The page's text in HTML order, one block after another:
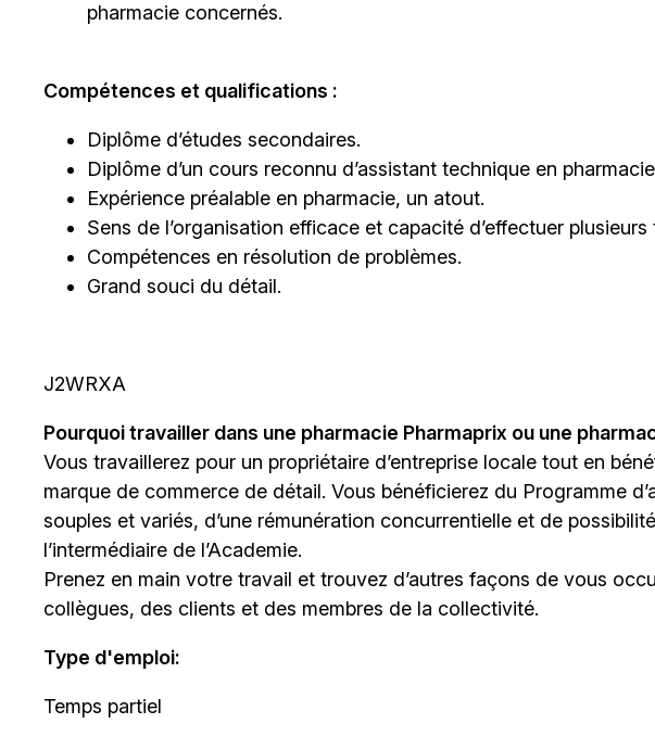
pharmacie concernés.
Compétences et qualifications :
Diplôme d’études secondaires.
Diplôme d’un cours reconnu d’assistant technique en
Expérience préalable en pharmacie, un atout.
Sens de l’organisation efficace et capacité d’effectuer
Compétences en résolution de problèmes.
Grand souci du détail.
J2WRXA
Pourquoi travailler dans une pharmacie Pharmaprix ou une
Vous travaillerez pour un propriétaire d’entreprise locale tout en
marque de commerce de détail. Vous bénéficierez du Programme
souples et variés, d’une rémunération concurrentielle et de
l’intermédiaire de l’Academie.
Prenez en main votre travail et trouvez d’autres façons de vous
collègues, des clients et des membres de la collectivité.
Type d'emploi:
Temps partiel